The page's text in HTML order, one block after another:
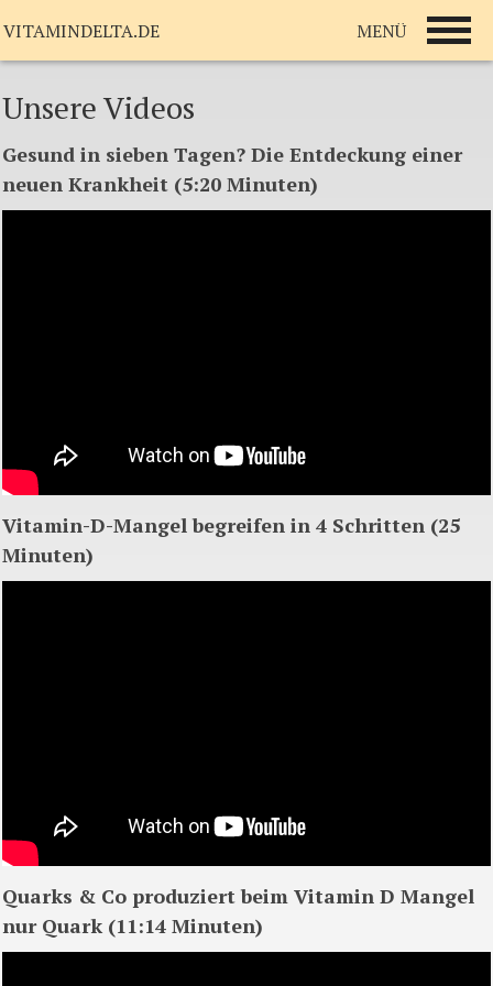
Unsere Videos
Gesund in sieben Tagen? Die Entdeckung einer
neuen Krankheit (5:20 Minuten)
Vitamin-D-Mangel begreifen in 4 Schritten (25
Minuten)
Quarks & Co produziert beim Vitamin D Mangel
nurQuark (11:14 Minuten)
VITAMINDELTA.DE MENÜ